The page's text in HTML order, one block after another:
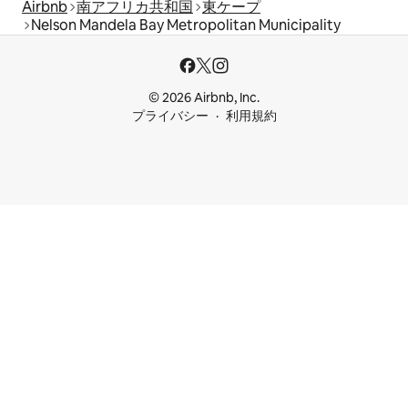
Airbnb 南アフリカ共和国 東ケープ
Nelson Mandela Bay Metropolitan Municipality
© 2026 Airbnb, Inc.
プライバシー
利用規約